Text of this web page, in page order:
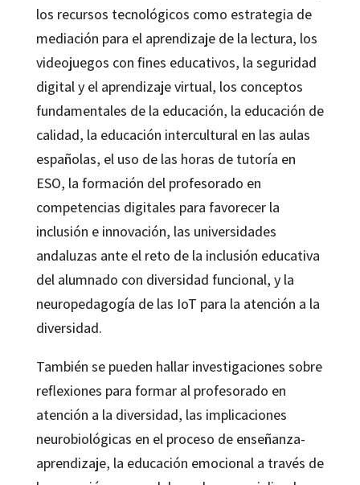
los recursos tecnológicos como estrategia de
mediación para el aprendizaje de la lectura, los
videojuegos con fines educativos, la seguridad
digital y el aprendizaje virtual, los conceptos
fundamentales de la educación, la educación de
calidad, la educación intercultural en las aulas
españolas, el uso de las horas de tutoría en
ESO, la formación del profesorado en
competencias digitales para favorecer la
inclusión e innovación, las universidades
andaluzas ante el reto de la inclusión educativa
del alumnado con diversidad funcional, y la
neuropedagogía de las IoT para la atención a la
diversidad.
También se pueden hallar investigaciones sobre
reflexiones para formar al profesorado en
atención a la diversidad, las implicaciones
neurobiológicas en el proceso de enseñanza-
aprendizaje, la educación emocional a través de